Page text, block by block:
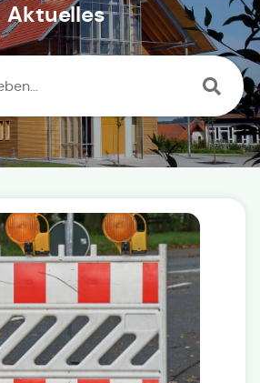
Aktuelles